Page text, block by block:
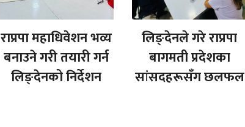
राप्रपा महाधिवेशन भव्य
बनाउने गरी तयारी गर्न
लिङ्देनको निर्देशन
लिङ्देनले गरे राप्रपा
बागमती प्रदेशका
सांसदहरूसँग छलफल